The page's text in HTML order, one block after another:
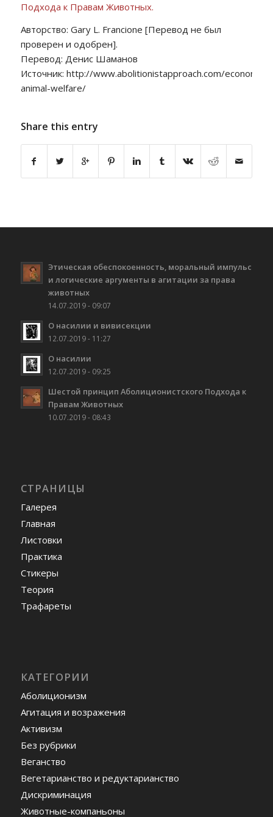
Подхода к Правам Животных.
Авторство: Gary L. Francione [Перевод не был
проверен и одобрен].
Перевод: Денис Шаманов
Источник: http://www.abolitionistapproach.com/economics-
animal-welfare/
Share this entry
Этическая обеспокоенность, моральный импульс
и логические аргументы в агитации за права
животных
14.07.2019 - 09:07
О насилии и вивисекции
12.07.2019 - 11:27
О насилии
12.07.2019 - 09:25
Шестой принцип Аболиционистского Подхода к
Правам Животных
10.07.2019 - 08:43
СТРАНИЦЫ
Галерея
Главная
Листовки
Практика
Стикеры
Теория
Трафареты
КАТЕГОРИИ
Аболиционизм
Агитация и возражения
Активизм
Без рубрики
Веганство
Вегетарианство и редуктарианство
Дискриминация
Животные-компаньоны